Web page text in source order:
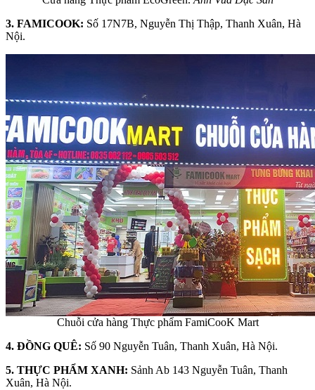
3. FAMICOOK: Số 17N7B, Nguyễn Thị Thập, Thanh Xuân, Hà
Nội.
Chuỗi cửa hàng Thực phẩm FamiCooK Mart
4. ĐỒNG QUÊ: Số 90 Nguyễn Tuân, Thanh Xuân, Hà Nội.
5. THỰC PHẨM XANH: Sảnh Ab 143 Nguyễn Tuân, Thanh
Xuân, Hà Nội.